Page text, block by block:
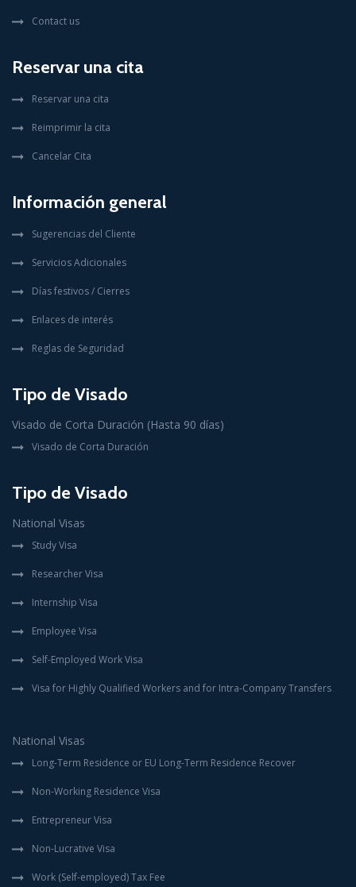
Contact us
Reservar una cita
Reservar una cita
Reimprimir la cita
Cancelar Cita
Información general
Sugerencias del Cliente
Servicios Adicionales
Días festivos / Cierres
Enlaces de interés
Reglas de Seguridad
Tipo de Visado
Visado de Corta Duración (Hasta 90 días)
Visado de Corta Duración
Tipo de Visado
National Visas
Study Visa
Researcher Visa
Internship Visa
Employee Visa
Self-Employed Work Visa
Visa for Highly Qualified Workers and for Intra-Company Transfers
National Visas
Long-Term Residence or EU Long-Term Residence Recover
Non-Working Residence Visa
Entrepreneur Visa
Non-Lucrative Visa
Work (Self-employed) Tax Fee